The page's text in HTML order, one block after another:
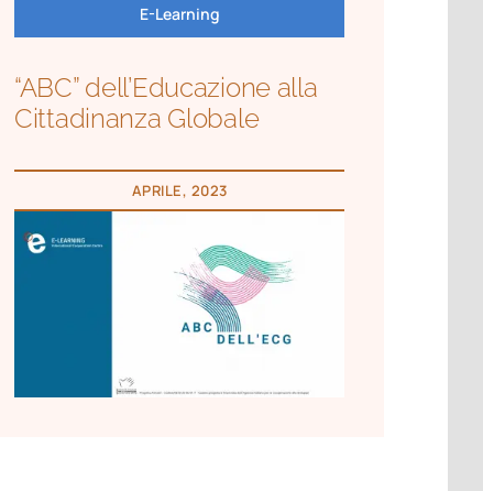
E-Learning
“ABC” dell’Educazione alla
Cittadinanza Globale
APRILE, 2023